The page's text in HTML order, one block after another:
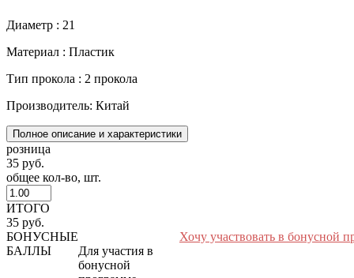
Диаметр : 21
Материал : Пластик
Тип прокола : 2 прокола
Производитель: Китай
Полное описание и характеристики
розница
35 руб.
общее кол-во, шт.
ИТОГО
35 руб.
БОНУСНЫЕ
БАЛЛЫ
Для участия в
бонусной
Хочу участвовать в бонусной